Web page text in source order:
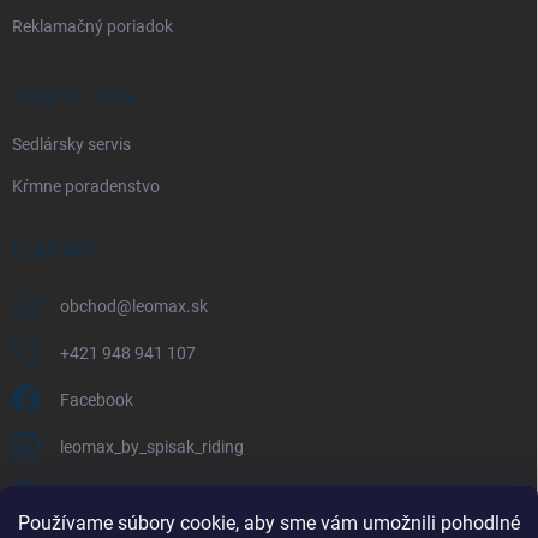
Používame súbory cookie, aby sme vám umožnili pohodlné
Reklamačný poriadok
NAŠE SLUŽBY
Sedlársky servis
Kŕmne poradenstvo
KONTAKT
obchod@ leomax.sk
+421 948 941 107
Facebook
leomax_by_spisak_riding